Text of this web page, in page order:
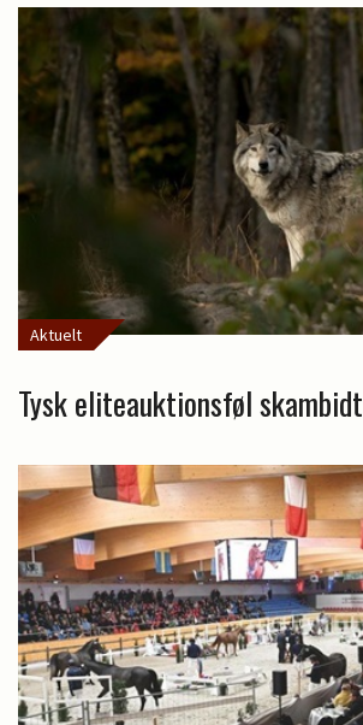
Aktuelt
Tysk eliteauktionsføl skambidt